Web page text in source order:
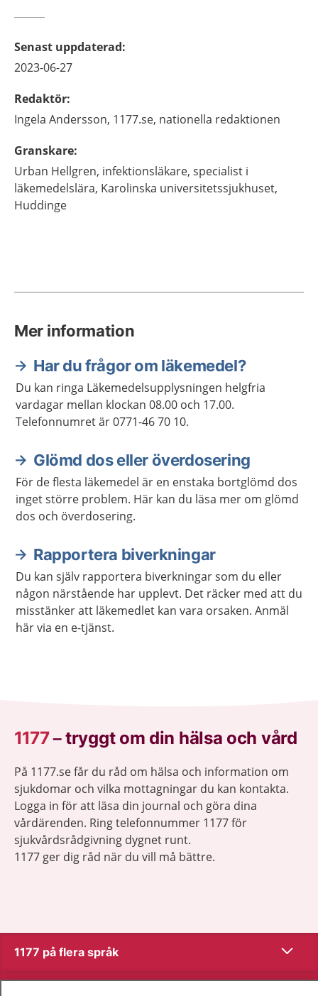
Senast uppdaterad:
2023-06-27
Redaktör:
Ingela Andersson, 1177.se, nationella redaktionen
Granskare:
Urban Hellgren, infektionsläkare, specialist i
läkemedelslära, Karolinska universitetssjukhuset,
Huddinge
Mer information
Har du frågor om läkemedel?
Du kan ringa Läkemedelsupplysningen helgfria
vardagar mellan klockan 08.00 och 17.00.
Telefonnumret är 0771-46 70 10.
Glömd dos eller överdosering
För de flesta läkemedel är en enstaka bortglömd dos
inget större problem. Här kan du läsa mer om glömd
dos och överdosering.
Rapportera biverkningar
Du kan själv rapportera biverkningar som du eller
någon närstående har upplevt. Det räcker med att du
misstänker att läkemedlet kan vara orsaken. Anmäl
här via en e-tjänst.
1177–tryggt om din hälsa och vård
På 1177.se får du råd om hälsa och information om
sjukdomar och vilka mottagningar du kan kontakta.
Logga in för att läsa din journal och göra dina
vårdärenden. Ring telefonnummer 1177 för
sjukvårdsrådgivning dygnet runt.
1177 ger dig råd när du vill må bättre.
1177 på flera språk Visa
Visa